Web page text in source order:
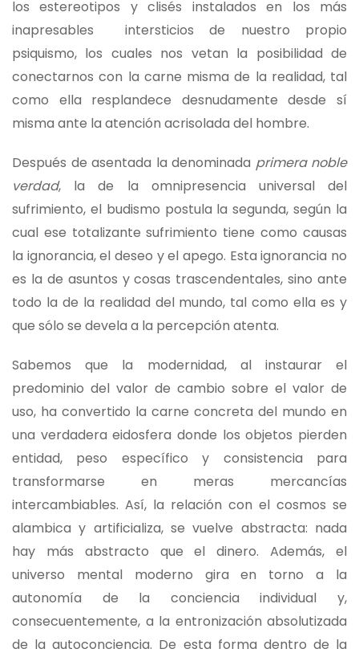
los estereotipos y clisés instalados en los más
inapresables intersticios de nuestro propio
psiquismo, los cuales nos vetan la posibilidad de
conectarnos con la carne misma de la realidad, tal
como ella resplandece desnudamente desde sí
misma ante la atención acrisolada del hombre.
Después de asentada la denominada primera noble
verdad, la de la omnipresencia universal del
sufrimiento, el budismo postula la segunda, según la
cual ese totalizante sufrimiento tiene como causas
la ignorancia, el deseo y el apego. Esta ignorancia no
es la de asuntos y cosas trascendentales, sino ante
todo la de la realidad del mundo, tal como ella es y
que sólo se devela a la percepción atenta.
Sabemos que la modernidad, al instaurar el
predominio del valor de cambio sobre el valor de
uso, ha convertido la carne concreta del mundo en
una verdadera eidosfera donde los objetos pierden
entidad, peso específico y consistencia para
transformarse en meras mercancías
intercambiables. Así, la relación con el cosmos se
alambica y artificializa, se vuelve abstracta: nada
hay más abstracto que el dinero. Además, el
universo mental moderno gira en torno a la
autonomía de la conciencia individual y,
consecuentemente, a la entronización absolutizada
de la autoconciencia. De esta forma dentro de la